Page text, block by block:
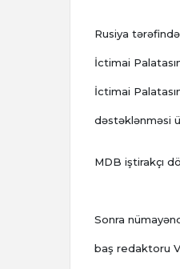
Rusiya
İctimai
İctimai
dəstəklənməsi
MDB iştirakçı
Sonra
baş redaktoru